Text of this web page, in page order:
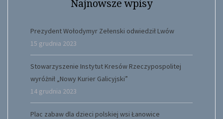
Najnowsze wpisy
Prezydent Wołodymyr Zełenski odwiedził Lwów
15 grudnia 2023
Stowarzyszenie Instytut Kresów Rzeczypospolitej
wyróżnił „Nowy Kurier Galicyjski”
14 grudnia 2023
Plac zabaw dla dzieci polskiej wsi Łanowice